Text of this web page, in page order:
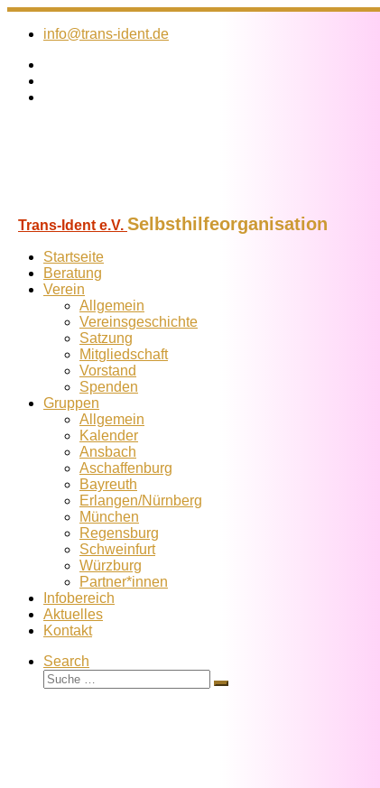
Zum
Inhalt
info@trans-ident.de
Trans-Ident e.V. Selbsthilfeorganisation
Startseite
Beratung
Verein
Allgemein
Vereins­geschichte
Satzung
Mitglied­schaft
Vorstand
Spenden
Gruppen
Allgemein
Kalender
Ansbach
Aschaffenburg
Bayreuth
Erlangen/Nürnberg
München
Regensburg
Schweinfurt
Würzburg
Partner*innen
Infobereich
Aktuelles
Kontakt
Search
Suche
Suche